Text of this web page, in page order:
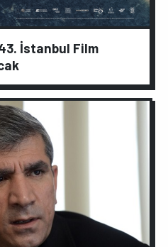
İstanbul Film